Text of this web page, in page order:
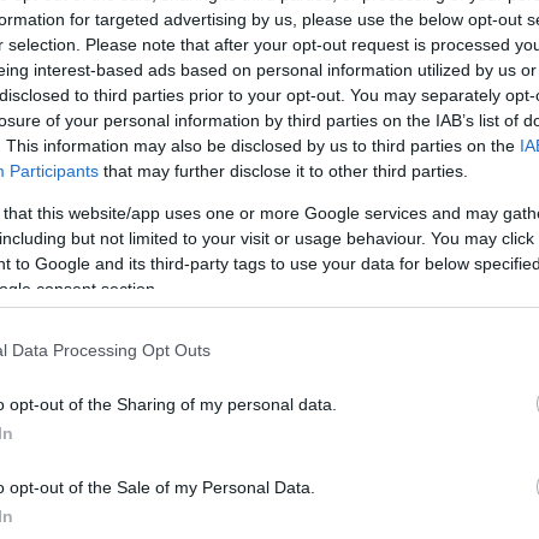
for targeted advertising by us, please use the below opt-out
selection. Please note that after your opt-out request is processed
interest-based ads based on personal information utilized by us
to third parties prior to your opt-out. You may separately
of your personal information by third parties on the IAB’s list of
This information may also be disclosed by us to third parties on the
Participants that may further disclose it to other third parties.
that this website/app uses one or more Google services and may
but not limited to your visit or usage behaviour. You may
to Google and its third-party tags to use your data for below
consent section.
Data Processing Opt Outs
opt-out of the Sharing of my personal data.
opt-out of the Sale of my Personal Data.
για φασισμό, για την ακύρωση ενός late night
δεν είχε ταλέντο ούτε ακροαματικότητα»
αφήνοντας αιχμές για το «κόψιμο» του show του
και τις αντιδράσεις που έχει προκαλέσει.
έναν φίλο και ηγέτη που χάσουμε» είπε ο Τραμπ.
να σε ευχαριστήσουμε για όσα έκανες. Ο Θεός
τις ΗΠΑ» είπε ο Τραμπ και κάλεσε την χήρα του
υποδέχθηκε με μια αγκαλιά...
όλους» είπε ο Τραμπ κλείνοντας την ομιλία του,